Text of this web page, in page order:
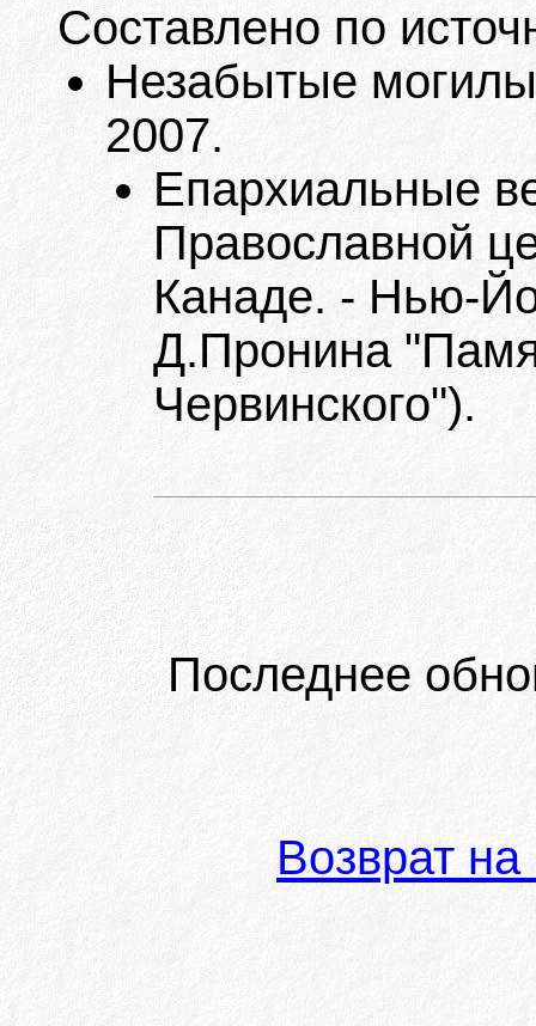
Составлено по
Незабытые
2007.
Епархиальные
Православной
Канаде. - Нью-
Д.Пронина
Червинского").
Последнее
Возврат